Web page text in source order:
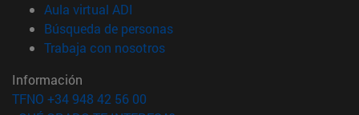
Aula virtual ADI
Búsqueda de personas(abre en nueva ventana)
Trabaja con nosotros(abre en nueva ventana)
Información
TFNO +34 948 42 56 00